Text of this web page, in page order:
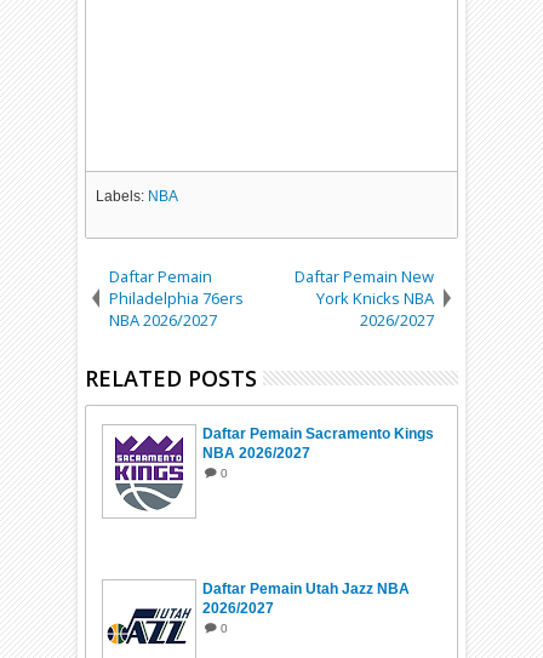
Labels: NBA
Daftar Pemain
Philadelphia 76ers
NBA 2026/2027
Daftar Pemain New
York Knicks NBA
2026/2027
RELATED POSTS
Daftar Pemain Sacramento Kings
NBA 2026/2027
0
Daftar Pemain Utah Jazz NBA
2026/2027
0